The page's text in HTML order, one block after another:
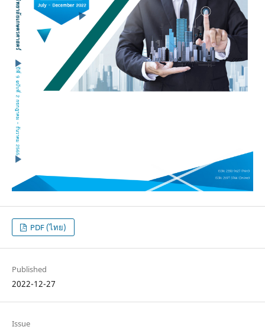
PDF (ไทย)
Published
2022-12-27
Issue